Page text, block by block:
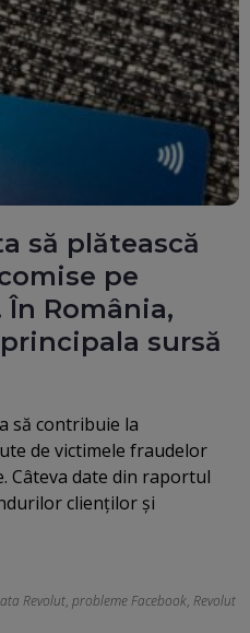
să plătească
pe
România,
sursă
să contribuie la
de victimele fraudelor
Câteva date din raportul
clienţilor şi
Revolut, probleme Facebook, Revolut